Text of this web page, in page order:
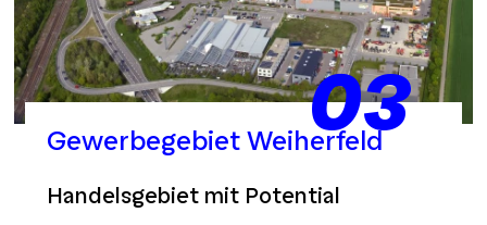
03
Gewerbegebiet Weiherfeld
Handelsgebiet mit Potential